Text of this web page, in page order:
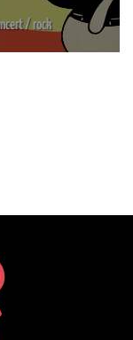
/ rock